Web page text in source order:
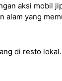
aksi mobil
alam yang
di resto lokal.